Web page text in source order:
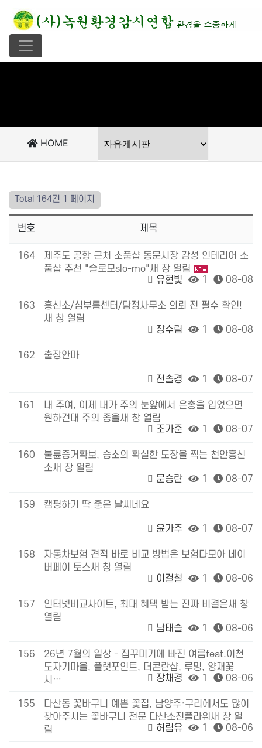
HOME
Total 164건 1 페이지
번호 제목
164
제주도 공항 근처 소품샵 동문시장 감성 인테리어 소
품샵 추천 "슬로모slo-mo"새 창 열림
유현빛
1 08-08
163
흥신소/심부름센터/탐정사무소 의뢰 전 필수 확인!
새 창 열림
장수림
1 08-08
162 출장안마
전솔경 1 08-07
161
내 주여, 이제 내가 주의 눈앞에서 은총을 입었으면
원하건대 주의 종을새 창 열림
조가준
1 08-07
160
불륜증거확보, 승소의 확실한 도장을 찍는 천안흥신
소새 창 열림
문승란
1 08-07
159 캠핑하기 딱 좋은 날씨네요
윤가주 1 08-07
158
자동차보험 견적 바로 비교 방법은 보험다모아 네이
버페이 토스새 창 열림
이결철
1 08-06
157
인터넷비교사이트, 최대 혜택 받는 진짜 비결은새 창
열림
남태슬
1 08-06
156
26년 7월의 일상 - 집꾸미기에 빠진 여름feat.이천
도자기마을, 플랫포인트, 더콘란샵, 루밍, 양재꽃
시…
장채경 1 08-06
155
다산동 꽃바구니 예쁜 꽃집, 남양주·구리에서도 많이
찾아주시는 꽃바구니 전문 다산소진플라워새 창 열
림
허림유 1 08-06